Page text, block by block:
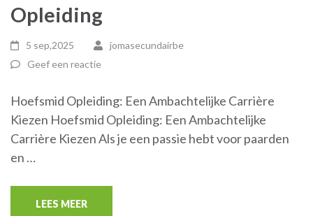
Opleiding
5 sep,2025
jomasecundairbe
Geef een reactie
Hoefsmid Opleiding: Een Ambachtelijke Carrière
Kiezen Hoefsmid Opleiding: Een Ambachtelijke
Carrière Kiezen Als je een passie hebt voor paarden
en …
LEES MEER